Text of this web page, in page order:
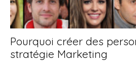
Pourquoi créer des
stratégie Marketing